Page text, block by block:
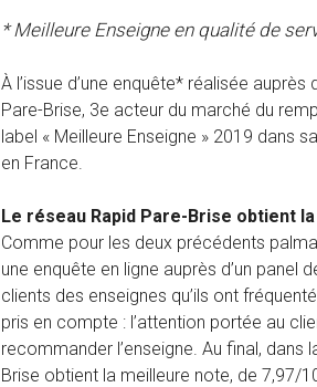
* Meilleure Enseigne en qualité de
À l’issue d’une enquête* réalisée
Pare-Brise, 3e acteur du marché du
label « Meilleure Enseigne » 2019 dans
en France.
Le réseau Rapid Pare-Brise obtient
Comme pour les deux précédents
une enquête en ligne auprès d’un
clients des enseignes qu’ils ont
pris en compte : l’attention portée au
recommander l’enseigne. Au final,
Brise obtient la meilleure note, de 7,97/